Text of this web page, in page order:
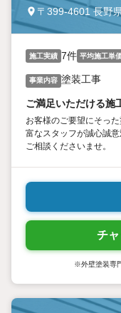
〒399-4601 長野
施工実績 7件 平均施工単
事業内容 塗装工事
ご満足いただける施
お客様のご要望にそっ
富なスタッフが誠心誠
ご相談くださいませ。
チ
※外壁塗装専